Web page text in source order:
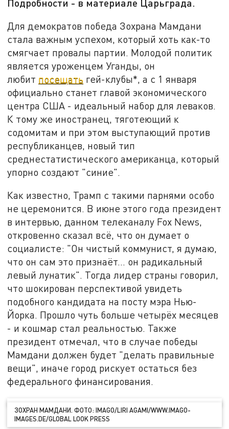
Подробности - в материале Царьграда.
Для демократов победа Зохрана Мамдани
стала важным успехом, который хоть как-то
смягчает провалы партии. Молодой политик
является уроженцем Уганды, он
любит посещать гей-клубы*, а с 1 января
официально станет главой экономического
центра США - идеальный набор для леваков.
К тому же иностранец, тяготеющий к
содомитам и при этом выступающий против
республиканцев, новый тип
среднестатистического американца, который
упорно создают "синие".
Как известно, Трамп с такими парнями особо
не церемонится. В июне этого года президент
в интервью, данном телеканалу Fox News,
откровенно сказал всё, что он думает о
социалисте: "Он чистый коммунист, я думаю,
что он сам это признаёт… он радикальный
левый лунатик". Тогда лидер страны говорил,
что шокирован перспективой увидеть
подобного кандидата на посту мэра Нью-
Йорка. Прошло чуть больше четырёх месяцев
- и кошмар стал реальностью. Также
президент отмечал, что в случае победы
Мамдани должен будет "делать правильные
вещи", иначе город рискует остаться без
федерального финансирования.
ЗОХРАН МАМДАНИ. ФОТО: IMAGO/LIRI AGAMI/WWW.IMAGO-
IMAGES.DE/GLOBAL LOOK PRESS